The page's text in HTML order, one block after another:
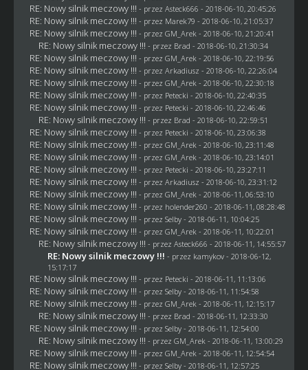
RE: Nowy silnik meczowy !!! - przez Asteck666 - 2018-06-10, 20:45:26
RE: Nowy silnik meczowy !!! - przez Marek79 - 2018-06-10, 21:05:37
RE: Nowy silnik meczowy !!! - przez GM_Arek- 2018-06-10, 21:20:41
RE: Nowy silnik meczowy !!! - przez Brad - 2018-06-10, 21:30:34
RE: Nowy silnik meczowy !!! - przez GM_Arek- 2018-06-10, 22:19:56
RE: Nowy silnik meczowy !!! - przez Arkadiusz - 2018-06-10, 22:26:04
RE: Nowy silnik meczowy !!! - przez GM_Arek- 2018-06-10, 22:30:18
RE: Nowy silnik meczowy !!! - przez Petecki - 2018-06-10, 22:40:35
RE: Nowy silnik meczowy !!! - przez Petecki - 2018-06-10, 22:46:46
RE: Nowy silnik meczowy !!! - przez Brad - 2018-06-10, 22:59:51
RE: Nowy silnik meczowy !!! - przez Petecki - 2018-06-10, 23:06:38
RE: Nowy silnik meczowy !!! - przez GM_Arek- 2018-06-10, 23:11:48
RE: Nowy silnik meczowy !!! - przez GM_Arek- 2018-06-10, 23:14:01
RE: Nowy silnik meczowy !!! - przez Petecki - 2018-06-10, 23:27:11
RE: Nowy silnik meczowy !!! - przez Arkadiusz - 2018-06-10, 23:31:12
RE: Nowy silnik meczowy !!! - przez GM_Arek- 2018-06-11, 06:53:10
RE: Nowy silnik meczowy !!! - przez holender260 - 2018-06-11, 08:28:48
RE: Nowy silnik meczowy !!! - przez Selby- 2018-06-11, 10:04:25
RE: Nowy silnik meczowy !!! - przez GM_Arek- 2018-06-11, 10:22:01
RE: Nowy silnik meczowy !!! - przez Asteck666 - 2018-06-11, 14:55:57
RE: Nowy silnik meczowy !!! - przez kamykov- 2018-06-12,
15:17:17
RE: Nowy silnik meczowy !!! - przez Petecki - 2018-06-11, 11:13:06
RE: Nowy silnik meczowy !!! - przez Selby- 2018-06-11, 11:54:58
RE: Nowy silnik meczowy !!! - przez GM_Arek- 2018-06-11, 12:15:17
RE: Nowy silnik meczowy !!! - przez Brad - 2018-06-11, 12:33:30
RE: Nowy silnik meczowy !!! - przez Selby- 2018-06-11, 12:54:00
RE: Nowy silnik meczowy !!! - przez GM_Arek- 2018-06-11, 13:00:29
RE: Nowy silnik meczowy !!! - przez GM_Arek- 2018-06-11, 12:54:54
RE: Nowy silnik meczowy !!! - przez Selby- 2018-06-11, 12:57:25